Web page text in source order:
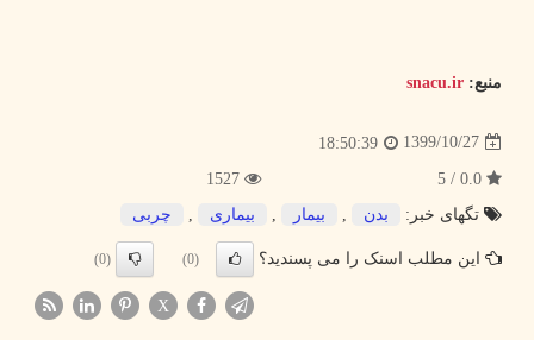
منبع: snacu.ir
1399/10/27
18:50:39
تگهای خبر:
بدن بیمار بیماری چربی
این مطلب اسنک را می پسندید؟ (0)
(0)
X